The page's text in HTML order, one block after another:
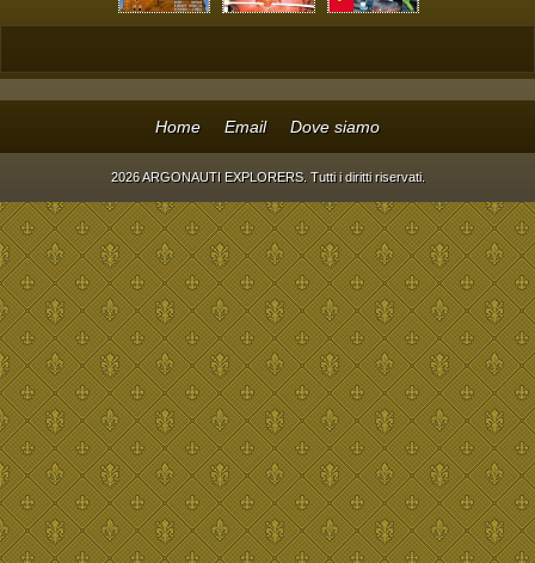
Home Email Dove siamo
2026 ARGONAUTI EXPLORERS. Tutti i diritti riservati.